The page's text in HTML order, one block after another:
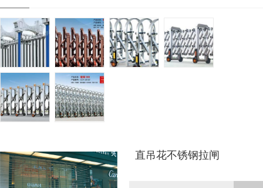
直吊花不锈钢拉闸